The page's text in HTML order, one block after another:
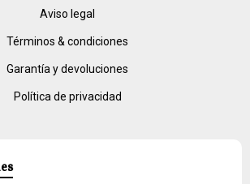
Aviso legal
Términos & condiciones
Garantía y devoluciones
Política de privacidad